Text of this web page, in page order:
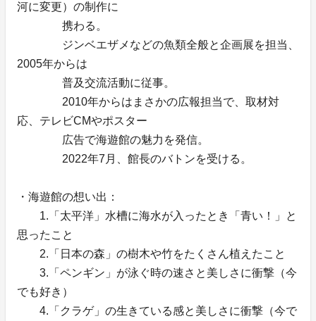
河に変更）の制作に
携わる。
ジンベエザメなどの魚類全般と企画展を担当、
2005年からは
普及交流活動に従事。
2010年からはまさかの広報担当で、取材対
応、テレビCMやポスター
広告で海遊館の魅力を発信。
2022年7月、館長のバトンを受ける。
・海遊館の想い出：
1.「太平洋」水槽に海水が入ったとき「青い！」と
思ったこと
2.「日本の森」の樹木や竹をたくさん植えたこと
3.「ペンギン」が泳ぐ時の速さと美しさに衝撃（今
でも好き）
4.「クラゲ」の生きている感と美しさに衝撃（今で